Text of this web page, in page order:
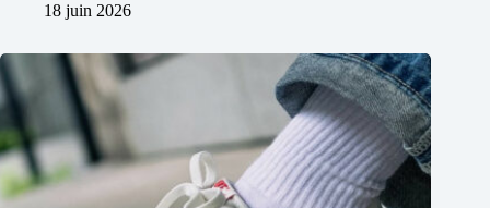
18 juin 2026